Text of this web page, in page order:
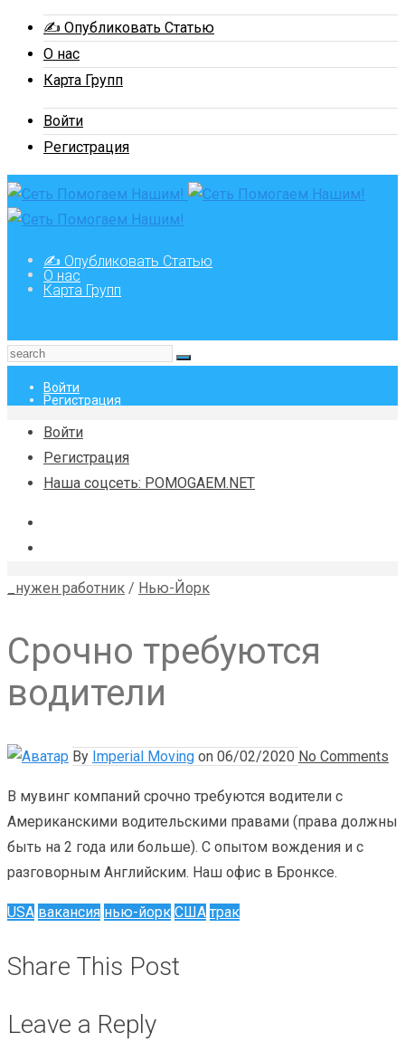
✍ Опубликовать Статью
О нас
Карта Групп
Войти
Регистрация
✍ Опубликовать Статью
О нас
Карта Групп
Войти
Регистрация
Войти
Регистрация
Наша соцсеть: POMOGAEM.NET
_нужен работник / Нью-Йорк
Cрочно требуются
водители
By Imperial Moving on 06/02/2020 No Comments
В мувинг компаний срочно требуются водители с
Американскими водительскими правами (права должны
быть на 2 года или больше). С опытом вождения и с
разговорным Английским. Наш офис в Бронксе.
USA вакансия нью-йорк США трак
Share This Post
Leave a Reply